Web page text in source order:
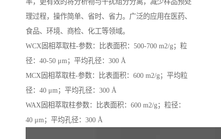
率，更有效的将分析物与干扰组分分离，减少样品预处
理过程，操作简单、省时、省力。广泛的应用在医药、
食品、环境、商检、化工等领域。
WCX固相萃取柱-参数：比表面积：500-700 m2/g；粒
径：40-50 μm；平均孔径：300 Å
MCX固相萃取柱-参数：比表面积：600 m2/g；平均粒
径：40 μm；平均孔径：300 Å
WAX固相萃取柱参数：比表面积：600 m2/g；粒径：
40 μm；平均孔径：300 Å